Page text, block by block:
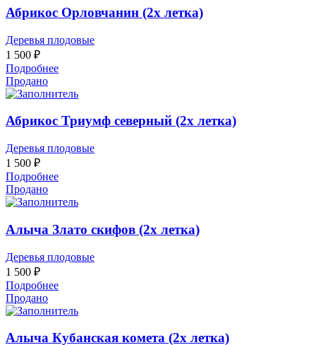
Абрикос Орловчанин (2х летка)
Деревья плодовые
1 500 ₽
Подробнее
Продано
Абрикос Триумф северный (2х летка)
Деревья плодовые
1 500 ₽
Подробнее
Продано
Алыча Злато скифов (2х летка)
Деревья плодовые
1 500 ₽
Подробнее
Продано
Алыча Кубанская комета (2х летка)